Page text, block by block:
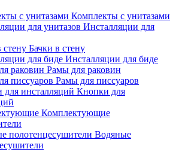
Комплекты с унитазами
Инсталляции для
Бачки в стену
Инсталляции для биде
Рамы для раковин
Рамы для писсуаров
Кнопки для
Комплектующие
Водяные